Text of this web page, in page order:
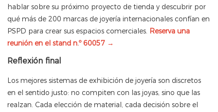
hablar sobre su próximo proyecto de tienda y descubrir por
qué más de 200 marcas de joyería internacionales confían en
PSPD para crear sus espacios comerciales. Reserva una
reunión en el stand n.º 60057 →
Reflexión final
Los mejores sistemas de exhibición de joyería son discretos
en el sentido justo: no compiten con las joyas, sino que las
realzan. Cada elección de material, cada decisión sobre el